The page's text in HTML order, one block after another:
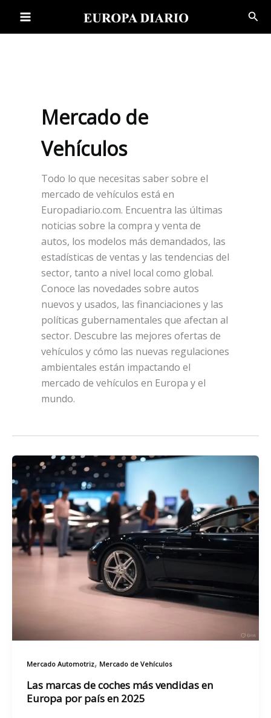
Mercado de
Vehículos
Todo lo que necesitas saber sobre el
mercado de vehículos está en
Europadiario.com. Encuentra las últimas
noticias sobre la compra y venta de
autos, los modelos más demandados, las
estadísticas de ventas y las tendencias del
sector, tanto a nivel local como global.
Conoce las novedades sobre autos
nuevos y usados, las financiaciones y las
políticas gubernamentales que afectan al
sector. Descubre las mejores ofertas de
vehículos y cómo las nuevas regulaciones
ambientales están impactando el
mercado de vehículos en Europa y el
mundo.
Mercado Automotriz, Mercado de Vehículos
Las marcas de coches más vendidas en
Europa por país en 2025